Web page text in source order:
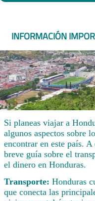
INFORMACIÓN
Si planeas viajar a
algunos aspectos sobre
encontrar en este país.
breve guía sobre el
el dinero en Honduras.
Transporte: Honduras
que conecta las